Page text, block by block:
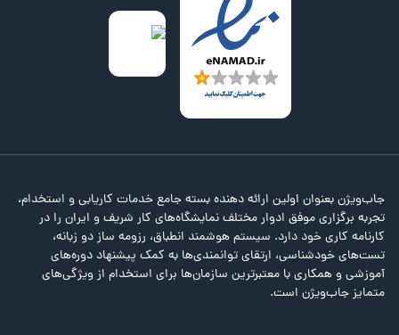
جاب‌ویژن بعنوان اولین ارائه دهنده بسته جامع خدمات کاریابی و استخدام،
تجربه برگزاری موفق ادوار مختلف نمایشگاه‌های کار شریف و ایران را در
کارنامه کاری خود دارد. سیستم هوشمند انطباق، رزومه ساز دو زبانه،
تست‌های خودشناسی، ارتقای توانمندی‌ها به کمک پیشنهاد دوره‌های
آموزشی و همکاری با معتبرترین سازمان‌ها برای استخدام از ویژگی‌های
متمایز جاب‌ویژن است.